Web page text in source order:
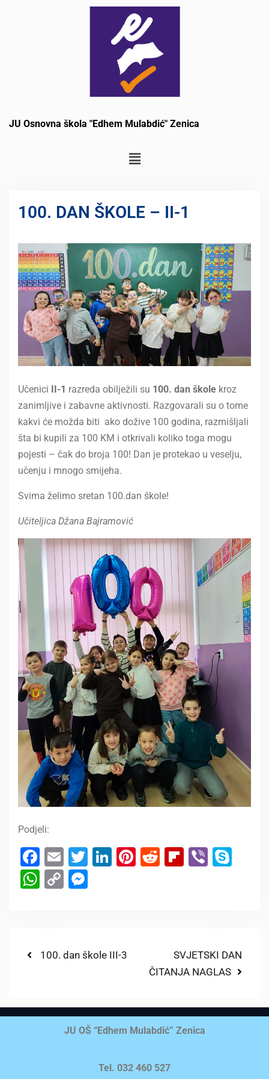
JU Osnovna škola "Edhem Mulabdić" Zenica
100. DAN ŠKOLE – II-1
Učenici II-1 razreda obilježili su 100. dan škole kroz
zanimljive i zabavne aktivnosti. Razgovarali su o tome
kakvi će možda biti ako dožive 100 godina, razmišljali
šta bi kupili za 100 KM i otkrivali koliko toga mogu
pojesti – čak do broja 100! Dan je protekao u veselju,
učenju i mnogo smijeha.
Svima želimo sretan 100.dan škole!
Učiteljica Džana Bajramović
Podjeli:
Facebook
EmailTwitter
LinkedIn
Pinterest
RedditFlipboard
Viber
WhatsApp
Copy
100. dan škole III-3
SVJETSKI DAN
ČITANJA NAGLAS
JU OŠ “Edhem Mulabdić” Zenica
Tel. 032 460 527